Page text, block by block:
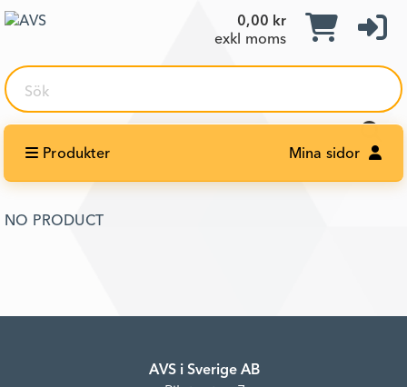
0,00 kr
exkl moms
Sök
Produkter Mina sidor
NO PRODUCT
AVS i Sverige AB